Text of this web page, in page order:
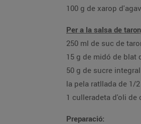
100 g de xarop
Per a la salsa de
250 ml de suc de
15 g de midó de blat
50 g de sucre
la pela ratllada de 1/
1 culleradeta d'oli de
Preparació: